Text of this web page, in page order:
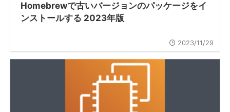
Homebrewで古いバージョンのパッケージをイ
ンストールする 2023年版
2023/11/29